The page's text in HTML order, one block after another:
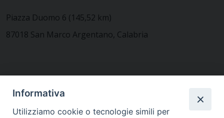
Piazza Duomo 6 (145,52 km)
87018 San Marco Argentano, Calabria
Informativa
Utilizziamo cookie o tecnologie simili per